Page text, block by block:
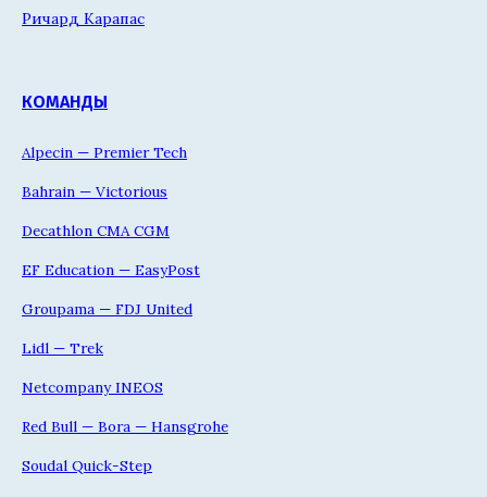
Ричард Карапас
КОМАНДЫ
Alpecin — Premier Tech
Bahrain — Victorious
Decathlon CMA CGM
EF Education — EasyPost
Groupama — FDJ United
Lidl — Trek
Netcompany INEOS
Red Bull — Bora — Hansgrohe
Soudal Quick-Step